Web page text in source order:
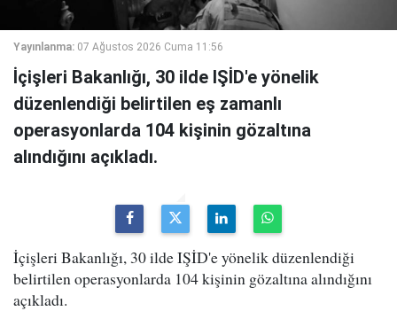
Yayınlanma: 07 Ağustos 2026 Cuma 11:56
İçişleri Bakanlığı, 30 ilde IŞİD'e yönelik
düzenlendiği belirtilen eş zamanlı
operasyonlarda 104 kişinin gözaltına
alındığını açıkladı.
İçişleri Bakanlığı, 30 ilde IŞİD'e yönelik düzenlendiği
belirtilen operasyonlarda 104 kişinin gözaltına alındığını
açıkladı.